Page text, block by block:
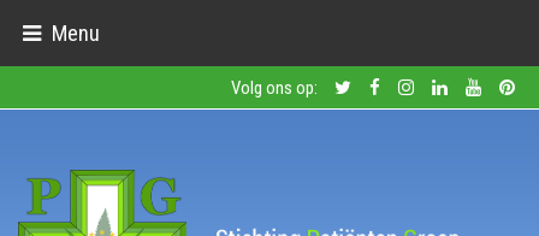
Menu
Volg ons op: